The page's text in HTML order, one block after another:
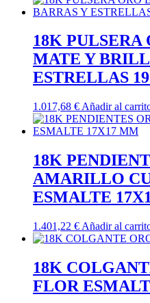
18K PULSERA
MATE Y
ESTRELLAS
1.017,68 € Añadir al
18K
AMARILLO
ESMALTE
1.401,22 € Añadir al
18K
FLOR